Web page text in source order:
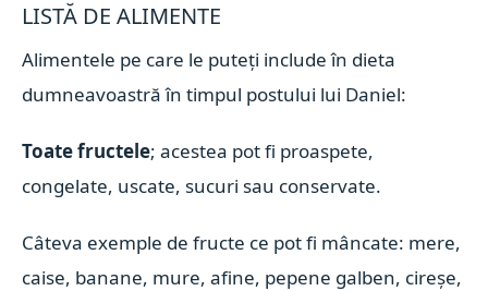
LISTĂ DE ALIMENTE
Alimentele pe care le puteți include în dieta
dumneavoastră în timpul postului lui Daniel:
Toate fructele; acestea pot fi proaspete,
congelate, uscate, sucuri sau conservate.
Câteva exemple de fructe ce pot fi mâncate: mere,
caise, banane, mure, afine, pepene galben, cireșe,